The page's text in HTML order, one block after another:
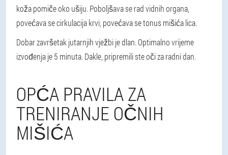
koža pomiče oko ušiju. Poboljšava se rad vidnih organa,
povećava se cirkulacija krvi, povećava se tonus mišića lica.
Dobar završetak jutarnjih vježbi je dlan. Optimalno vrijeme
izvođenja je 5 minuta. Dakle, pripremili ste oči za radni dan.
OPĆA PRAVILA ZA
TRENIRANJE OČNIH
MIŠIĆA